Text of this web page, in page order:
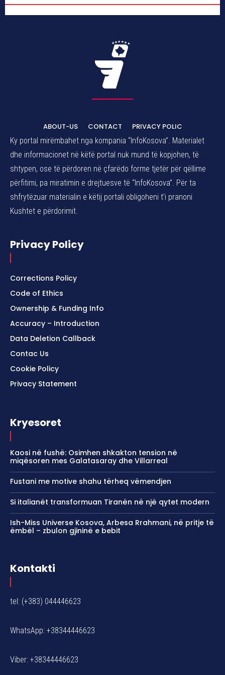
ABOUT-US CONTACT
PRIVACY POLIC
Ky portal mirëmbahet nga kompania “InfoKosova”. Materialet
dhe informacionet në këtë portal nuk mund të kopjohen, të
shtypen, ose të përdoren në çfarëdo forme tjetër për qëllime
përfitimi, pa miratimin e drejtuesve të “InfoKosova”. Për ta
shfrytëzuar materialin e këtij portali obligoheni t’i pranoni
Kushtet e përdorimit.
Privacy Policy
Corrections Policy
Code of Ethics
Ownership & Funding Info
Accuracy – Introduction
Data Deletion Callback
Contac Us
Cookie Policy
Privacy Statement
Kryesoret
Kaosi në fushë: Osimhen shkakton tension në
miqësoren mes Galatasaray dhe Villarreal
Fustani me motive shahu tërheq vëmendjen
Si italianët transformuan Tiranën në një qytet modern
Ish-Miss Universe Kosova, Arbesa Rrahmani, në pritje të
ëmbël – zbulon gjininë e bebit
Kontakti
tel: (+383) 044446623
WhatsApp: +38344446623
Viber: +38344446623